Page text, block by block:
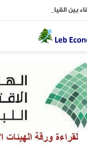
القيادة السوريّة و”الحزب”؟